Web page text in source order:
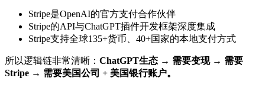
Stripe是OpenAI的官方支付合作伙伴
Stripe的API与ChatGPT插件开发框架深度集成
Stripe支持全球135+货币、40+国家的本地支付方式
所以逻辑链非常清晰： ChatGPT生态 → 需要变现 → 需要
Stripe → 需要美国公司 + 美国银行账户。